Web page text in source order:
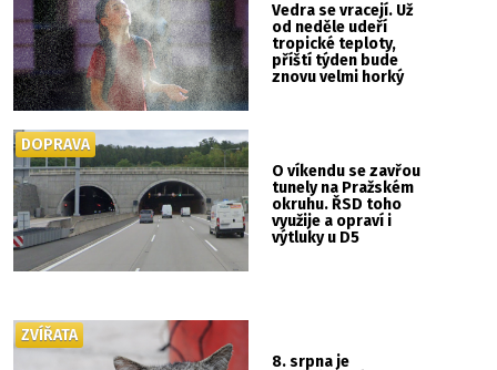
Vedra se vracejí. Už
od neděle udeří
tropické teploty,
příští týden bude
znovu velmi horký
O víkendu se zavřou
tunely na Pražském
okruhu. ŘSD toho
využije a opraví i
výtluky u D5
DOPRAVA
8. srpna je
ZVÍŘATA